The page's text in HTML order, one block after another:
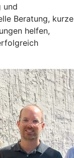
und
Beratung, kurze
helfen,